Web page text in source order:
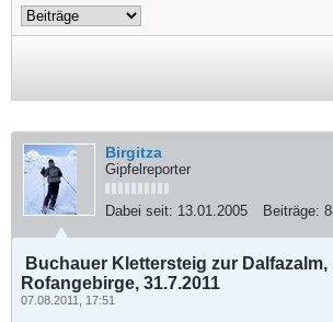
Birgitza
Gipfelreporter
Dabei seit: 13.01.2005 Beiträge:
Buchauer Klettersteig zur Dalfazalm,
Rofangebirge, 31.7.2011
07.08.2011, 17:51